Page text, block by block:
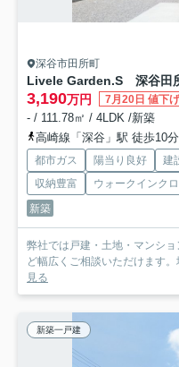
深谷市田所町
Livele Garden.S 深谷田
3,190万円 7月20日 値下げ
- / 111.78㎡ / 4LDK /新築
高崎線「深谷」駅 徒歩10分
都市ガス 陽当り良好 建
収納豊富
ウォークインク
新築
弊社では戸建・土地・マンシ
ど幅広くご相談いただけます
見る
新築一戸建